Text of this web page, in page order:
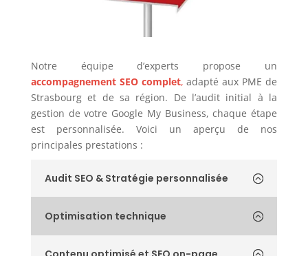
Notre équipe d’experts propose un
accompagnement SEO complet, adapté aux PME de
Strasbourg et de sa région. De l’audit initial à la
gestion de votre Google My Business, chaque étape
est personnalisée. Voici un aperçu de nos
principales prestations :
Audit SEO & Stratégie personnalisée
Optimisation technique